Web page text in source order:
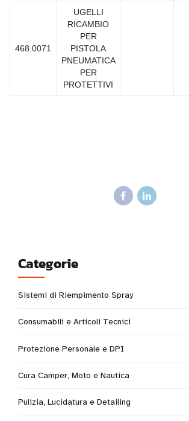
468.0071
UGELLI
RICAMBIO
PER
PISTOLA
PNEUMATICA
PER
PROTETTIVI
Categorie
Sistemi di Riempimento Spray
Consumabili e Articoli Tecnici
Protezione Personale e DPI
Cura Camper, Moto e Nautica
Pulizia, Lucidatura e Detailing